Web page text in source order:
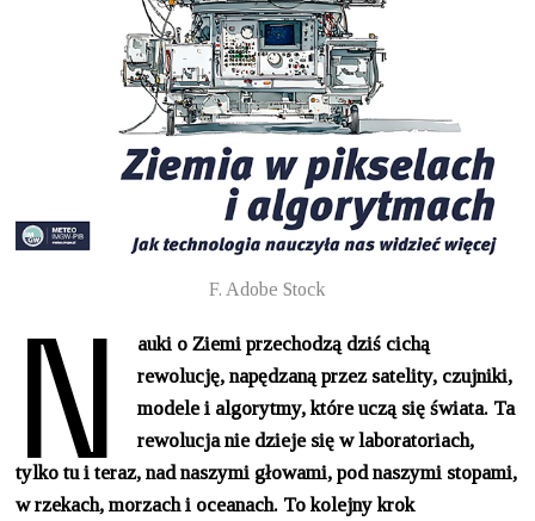
F. Adobe Stock
N
auki o Ziemi przechodzą dziś cichą
rewolucję, napędzaną przez satelity, czujniki,
modele i algorytmy, które uczą się świata. Ta
rewolucja nie dzieje się w laboratoriach,
tylko tu i teraz, nad naszymi głowami, pod naszymi stopami,
w rzekach, morzach i oceanach. To kolejny krok